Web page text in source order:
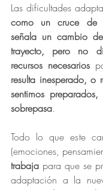
como un cruce de
señala un cambio
trayecto, pero no
recursos necesarios
resulta inesperado, o
sentimos
sobrepasa.
Todo lo que este
(emociones,
trabaja para que se
adaptación a la